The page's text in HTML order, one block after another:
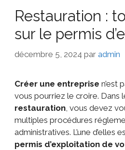
Restauration :
sur le permis
décembre 5, 2024 par admin
Créer une entreprise n’est
vous pourriez le croire. Dans
restauration, vous devez
multiples procédures
administratives. L’une d’elles
permis d’exploitation de